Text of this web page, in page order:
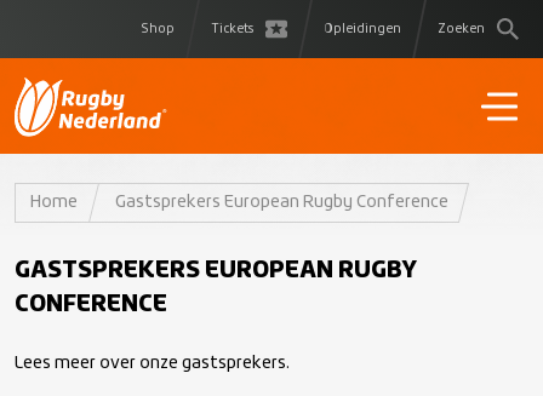
Shop Tickets Opleidingen Zoeken
Home Gastsprekers European Rugby Conference
GASTSPREKERS EUROPEAN RUGBY
CONFERENCE
Lees meer over onze gastsprekers.